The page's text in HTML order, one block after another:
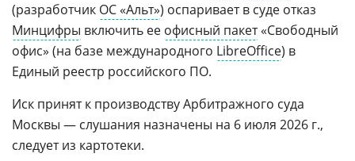
(разработчик ОС «Альт») оспаривает в суде отказ
Минцифры включить ее офисный пакет«Свободный
офис» (на базе международного LibreOffice) в
Единый реестр российского ПО.
Иск принят к производству Арбитражного суда
Москвы — слушания назначены на 6 июля 2026 г.,
следует из картотеки.